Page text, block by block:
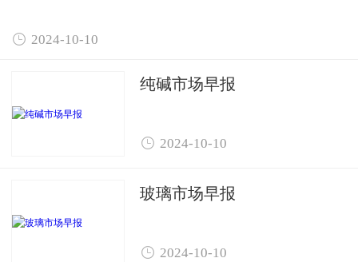
 2024-10-10
纯碱市场早报
 2024-10-10
玻璃市场早报
 2024-10-10